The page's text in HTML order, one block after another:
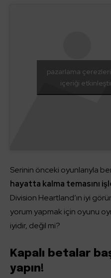
pazarlama
içeriği
Serinin önceki oyunlarıyla
hayatta kalma temasını
Division Heartland’ın iyi
yorum yapmak için oyunu
iyidir, değil mi?
Kapalı betalar
yapın!